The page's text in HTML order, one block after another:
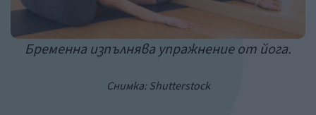
Бременна изпълнява упражнение от йога.
Снимка: Shutterstock